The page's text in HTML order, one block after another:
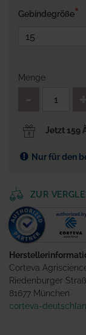
Gebindegröße
Menge
Jetzt 159
Nur für den
ZUR
Corteva
Riedenburger
81677 München
corteva-